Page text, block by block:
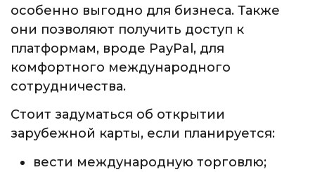
особенно выгодно для бизнеса. Также
они позволяют получить доступ к
платформам, вроде PayPal, для
комфортного международного
сотрудничества.
Стоит задуматься об открытии
зарубежной карты, если планируется:
вести международную торговлю;